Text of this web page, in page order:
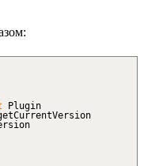
Plugin